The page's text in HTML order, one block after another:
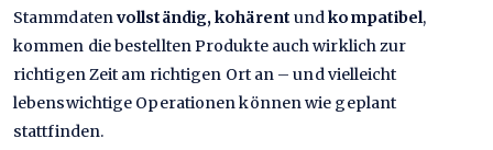
Stammdatenvollständig, kohärent undkompatibel,
kommen die bestellten Produkte auch wirklich zur
richtigen Zeit am richtigen Ort an – und vielleicht
lebenswichtige Operationen können wie geplant
stattfinden.